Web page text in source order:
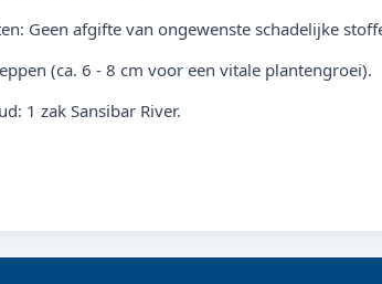
Geen afgifte van ongewenste schadelijke
(ca. 6 - 8 cm voor een vitale plantengroei).
1 zak Sansibar River.